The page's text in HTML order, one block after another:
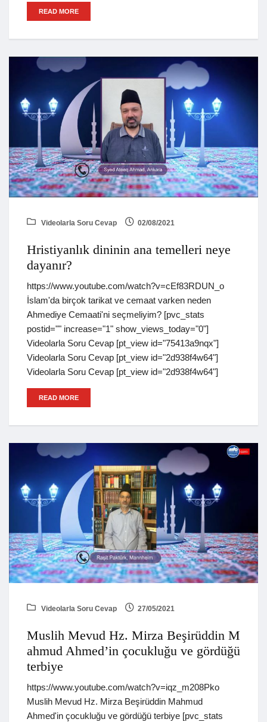
READ MORE
Videolarla Soru Cevap 02/08/2021
Hristiyanlık dininin ana temelleri neye
dayanır?
https://www.youtube.com/watch?v=cEf83RDUN_o
İslam'da birçok tarikat ve cemaat varken neden
Ahmediye Cemaati'ni seçmeliyim? [pvc_stats
postid="" increase="1" show_views_today="0"]
Videolarla Soru Cevap [pt_view id="75413a9nqx"]
Videolarla Soru Cevap [pt_view id="2d938f4w64"]
Videolarla Soru Cevap [pt_view id="2d938f4w64"]
READ MORE
Videolarla Soru Cevap 27/05/2021
Muslih Mevud Hz. Mirza Beşirüddin M
ahmud Ahmed’in çocukluğu ve gördüğü
terbiye
https://www.youtube.com/watch?v=iqz_m208Pko
Muslih Mevud Hz. Mirza Beşirüddin Mahmud
Ahmed'in çocukluğu ve gördüğü terbiye [pvc_stats